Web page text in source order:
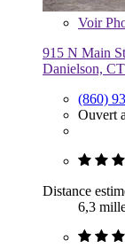
Voir
915 N Main St
Danielson,
(860)
Ouvert
Distance
6,3